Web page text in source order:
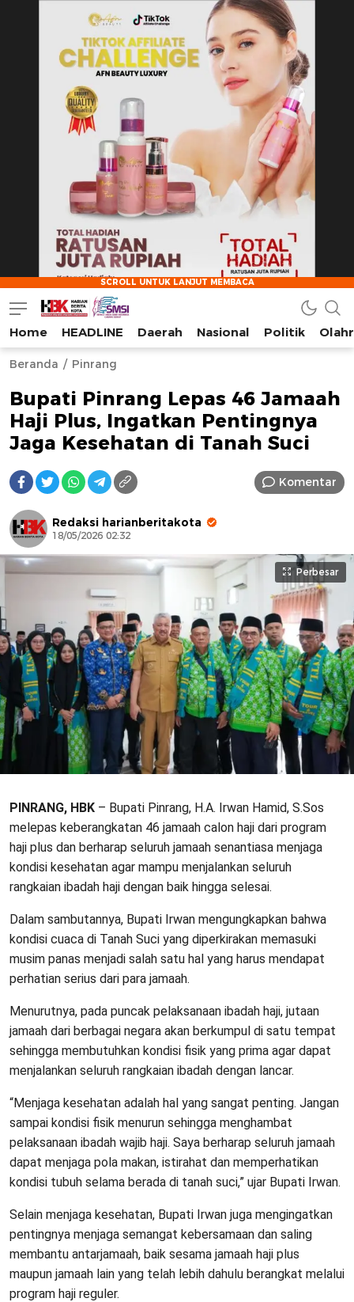
HarianBeritaKota
Mengabarkan Setiap Detil, Sudut, dan Cerita Kota
Home HEADLINE Daerah Nasional Politik
Beranda Pinrang
Bupati Pinrang Lepas 46 Jamaah
Haji Plus, Ingatkan Pentingnya
Jaga Kesehatan di Tanah Suci
Komentar
Redaksi harianberitakota
18/05/2026 02:32
Perbesar
PINRANG, HBK – Bupati Pinrang, H.A. Irwan Hamid, S.Sos
melepas keberangkatan 46 jamaah calon haji dari program
haji plus dan berharap seluruh jamaah senantiasa menjaga
kondisi kesehatan agar mampu menjalankan seluruh
rangkaian ibadah haji dengan baik hingga selesai.
Dalam sambutannya, Bupati Irwan mengungkapkan bahwa
kondisi cuaca di Tanah Suci yang diperkirakan memasuki
musim panas menjadi salah satu hal yang harus mendapat
perhatian serius dari para jamaah.
Menurutnya, pada puncak pelaksanaan ibadah haji, jutaan
jamaah dari berbagai negara akan berkumpul di satu tempat
sehingga membutuhkan kondisi fisik yang prima agar dapat
menjalankan seluruh rangkaian ibadah dengan lancar.
“Menjaga kesehatan adalah hal yang sangat penting. Jangan
sampai kondisi fisik menurun sehingga menghambat
pelaksanaan ibadah wajib haji. Saya berharap seluruh jamaah
dapat menjaga pola makan, istirahat dan memperhatikan
kondisi tubuh selama berada di tanah suci,” ujar Bupati Irwan.
Selain menjaga kesehatan, Bupati Irwan juga mengingatkan
pentingnya menjaga semangat kebersamaan dan saling
membantu antarjamaah, baik sesama jamaah haji plus
maupun jamaah lain yang telah lebih dahulu berangkat melalui
program haji reguler.